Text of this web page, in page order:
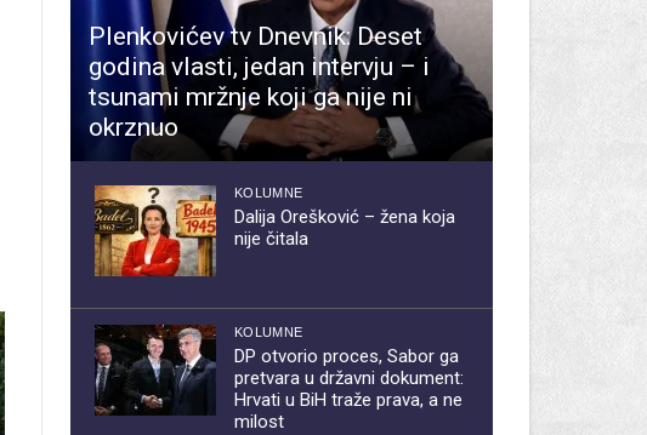
Plenkovićev tv Dnevnik: Deset
godina vlasti, jedan intervju – i
tsunami mržnje koji ga nije ni
okrznuo
KOLUMNE
Dalija Orešković – žena koja
nije čitala
KOLUMNE
DP otvorio proces, Sabor ga
pretvara u državni dokument:
Hrvati u BiH traže prava, a ne
milost